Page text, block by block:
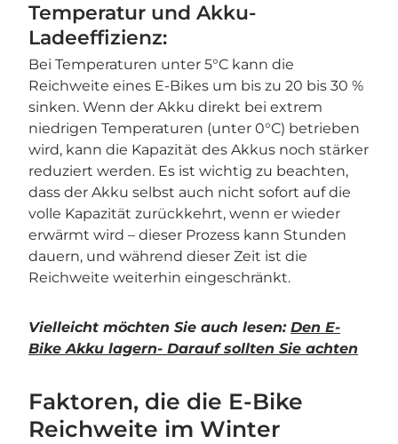
Temperatur und Akku-
Ladeeffizienz:
Bei Temperaturen unter 5°C kann die
Reichweite eines E-Bikes um bis zu 20 bis 30 %
sinken. Wenn der Akku direkt bei extrem
niedrigen Temperaturen (unter 0°C) betrieben
wird, kann die Kapazität des Akkus noch stärker
reduziert werden. Es ist wichtig zu beachten,
dass der Akku selbst auch nicht sofort auf die
volle Kapazität zurückkehrt, wenn er wieder
erwärmt wird – dieser Prozess kann Stunden
dauern, und während dieser Zeit ist die
Reichweite weiterhin eingeschränkt.
Vielleicht möchten Sie auch lesen: Den E-
Bike Akku lagern- Darauf sollten Sie achten
Faktoren, die die E-Bike
Reichweite im Winter